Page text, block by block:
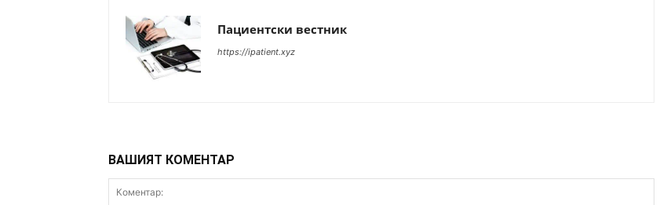
Пациентски вестник
https://ipatient.xyz
ВАШИЯТ КОМЕНТАР